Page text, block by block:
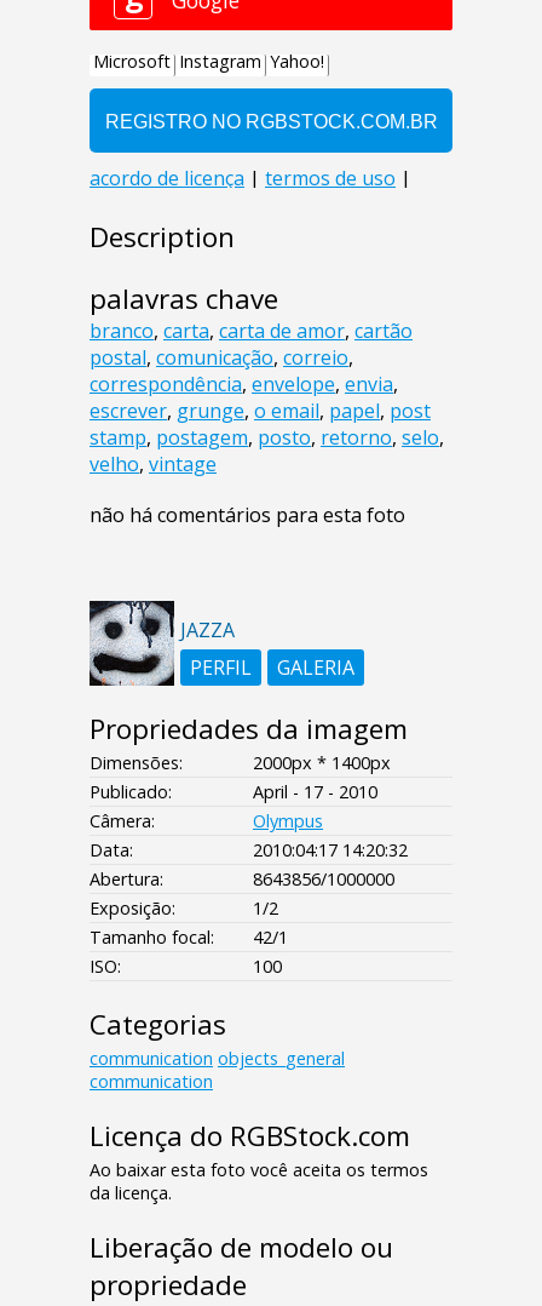
Description
palavras chave
branco, carta, carta de amor, cartão
postal, comunicação, correio,
correspondência, envelope, envia,
escrever, grunge, o email, papel, post
stamp, postagem, posto, retorno, selo,
velho, vintage
não há comentários para esta foto
JAZZA
PERFIL
GALERIA
Propriedades da imagem
Dimensões:
2000px * 1400px
Publicado:
April - 17 - 2010
Câmera:
Olympus
Data:
2010:04:17 14:20:32
Abertura:
8643856/1000000
Exposição:
1/2
Tamanho focal:
42/1
ISO:
100
Categorias
communication objects_general
communication
Licença do RGBStock.com
Ao baixar esta foto você aceita os termos
da licença.
Liberação de modelo ou
propriedade